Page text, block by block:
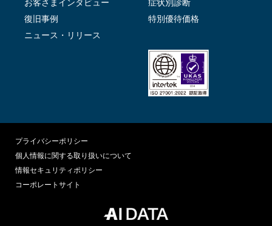
お客さまインタビュー
復旧事例
ニュース・リリース
症状別診断
特別優待価格
プライバシーポリシー
個人情報に関する取り扱いについて
情報セキュリティポリシー
コーポレートサイト